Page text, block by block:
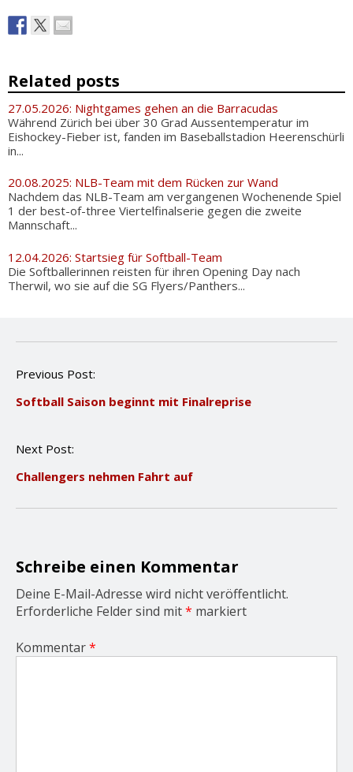
Related posts
27.05.2026: Nightgames gehen an die Barracudas
Während Zürich bei über 30 Grad Aussentemperatur im
Eishockey-Fieber ist, fanden im Baseballstadion Heerenschürli
in...
20.08.2025: NLB-Team mit dem Rücken zur Wand
Nachdem das NLB-Team am vergangenen Wochenende Spiel
1 der best-of-three Viertelfinalserie gegen die zweite
Mannschaft...
12.04.2026: Startsieg für Softball-Team
Die Softballerinnen reisten für ihren Opening Day nach
Therwil, wo sie auf die SG Flyers/Panthers...
P
s
a
i
o
Previous Post:
Softball Saison beginnt mit Finalreprise
Next Post:
Challengers nehmen Fahrt auf
Schreibe einen Kommentar
Deine E-Mail-Adresse wird nicht veröffentlicht.
Erforderliche Felder sind mit* markiert
Kommentar*